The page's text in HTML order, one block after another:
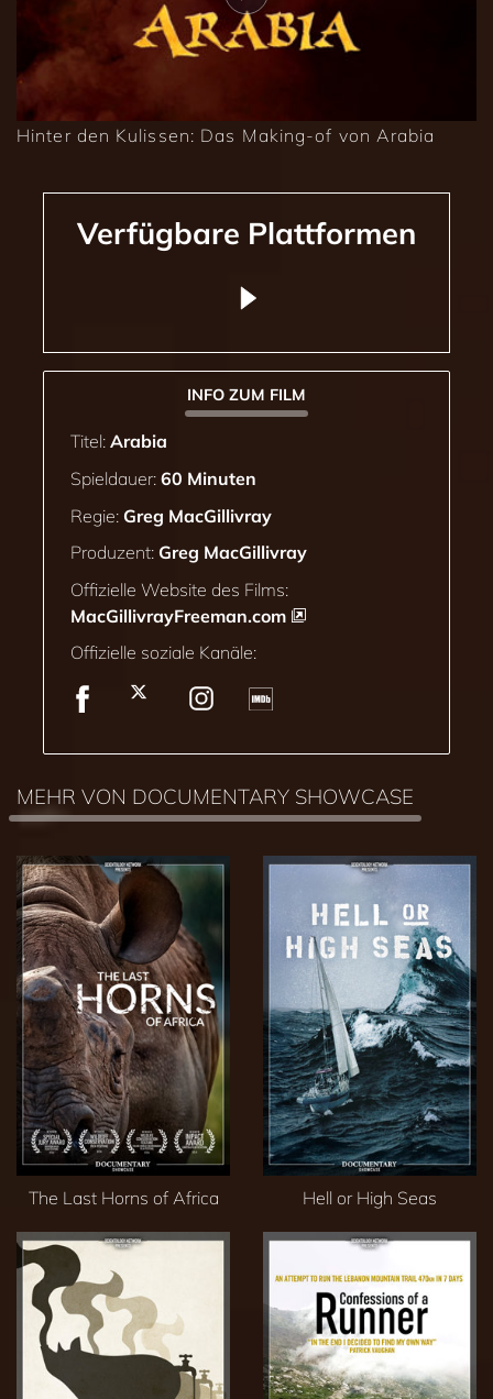
Hinter den Kulissen: Das Making-of von Arabia
Verfügbare Plattformen
INFO ZUM FILM
Titel: Arabia
Spieldauer: 60 Minuten
Regie: Greg MacGillivray
Produzent: Greg MacGillivray
Offizielle Website des Films:
MacGillivrayFreeman.com
Offizielle soziale Kanäle:
MEHR VON DOCUMENTARY SHOWCASE
The Last Horns of Africa Hell or High Seas